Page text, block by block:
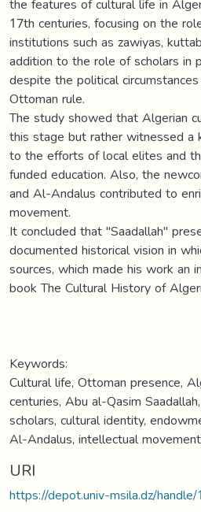
17th centuries, focusing on the
institutions such as zawiyas,
addition to the role of scholars in
despite the political
Ottoman rule.
The study showed that Algerian
this stage but rather witnessed a
to the efforts of local elites and
funded education. Also, the
and Al-Andalus contributed to
movement.
It concluded that "Saadallah"
documented historical vision in
sources, which made his work an
book The Cultural History of
Keywords:
Cultural life, Ottoman presence,
centuries, Abu al-Qasim
scholars, cultural identity,
Al-Andalus, intellectual
URI
https://depot.univ-msila.dz/